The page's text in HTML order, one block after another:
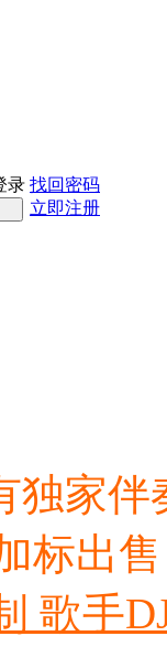
录 找回密码
立即注册
独家伴
标出
歌手